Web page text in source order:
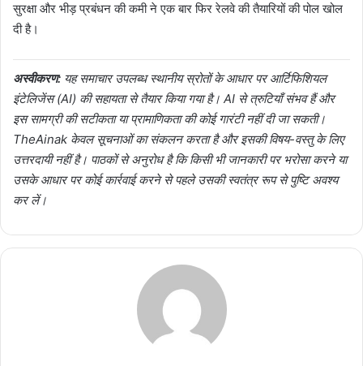
सुरक्षा और भीड़ प्रबंधन की कमी ने एक बार फिर रेलवे की तैयारियों की पोल खोल
दी है।
अस्वीकरण: यह समाचार उपलब्ध स्थानीय स्रोतों के आधार पर आर्टिफिशियल
इंटेलिजेंस (AI) की सहायता से तैयार किया गया है। AI से त्रुटियाँ संभव हैं और
इस सामग्री की सटीकता या प्रामाणिकता की कोई गारंटी नहीं दी जा सकती।
TheAinak केवल सूचनाओं का संकलन करता है और इसकी विषय-वस्तु के लिए
उत्तरदायी नहीं है। पाठकों से अनुरोध है कि किसी भी जानकारी पर भरोसा करने या
उसके आधार पर कोई कार्रवाई करने से पहले उसकी स्वतंत्र रूप से पुष्टि अवश्य
कर लें।